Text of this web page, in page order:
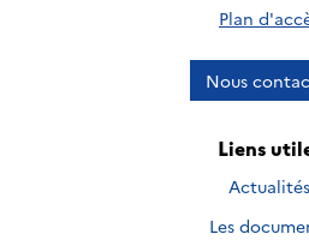
Plan
Nous
Liens
Actualités
Les